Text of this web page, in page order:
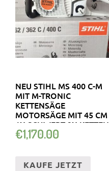
NEU STIHL MS 400 C-M
MIT M-TRONIC
KETTENSÄGE
MOTORSÄGE MIT 45 CM
1X SCHWERT 2X KETTEN
€1,170.00
KAUFE JETZT